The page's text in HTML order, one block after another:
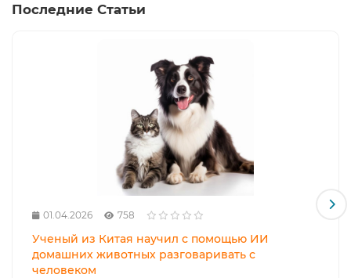
Последние Статьи
01.04.2026 758
Ученый из Китая научил с помощью ИИ
домашних животных разговаривать с
человеком